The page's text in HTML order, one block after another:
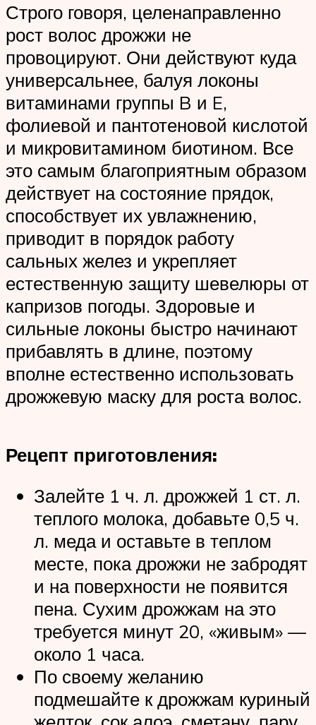
Строго говоря, целенаправленно
рост волос дрожжи не
провоцируют. Они действуют куда
универсальнее, балуя локоны
витаминами группы B и E,
фолиевой и пантотеновой кислотой
и микровитамином биотином. Все
это самым благоприятным образом
действует на состояние прядок,
способствует их увлажнению,
приводит в порядок работу
сальных желез и укрепляет
естественную защиту шевелюры от
капризов погоды. Здоровые и
сильные локоны быстро начинают
прибавлять в длине, поэтому
вполне естественно использовать
дрожжевую маску для роста волос.
Рецепт приготовления:
Залейте 1 ч. л. дрожжей 1 ст. л.
теплого молока, добавьте 0,5 ч.
л. меда и оставьте в теплом
месте, пока дрожжи не забродят
и на поверхности не появится
пена. Сухим дрожжам на это
требуется минут 20, «живым» —
около 1 часа.
По своему желанию
подмешайте к дрожжам куриный